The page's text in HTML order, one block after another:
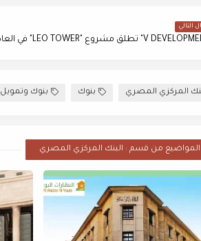
التالي
المركزي المصري بنوك بنوك وتمويل
المواضيع من قسم : البنك المركزي المصري